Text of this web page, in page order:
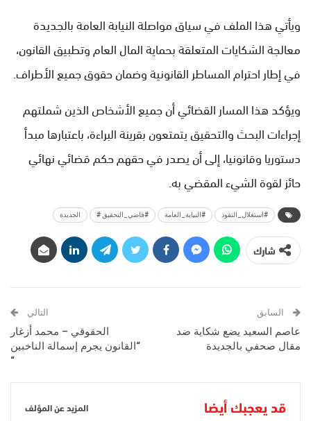
ويأتي هذا الملف في سياق مواصلة النيابة العامة بالجديدة
معالجة الشكايات المتعلقة بحماية المال العام وتطبيق القانون،
في إطار احترام المساطر القانونية وضمان حقوق جميع الأطراف.
ويؤكد هذا المسار القضائي أن جميع الأشخاص الذين شملتهم
إجراءات البحث والتحقيق يتمتعون بقرينة البراءة، باعتبارها مبدأ
دستوريا وقانونيا، إلى أن يصدر في حقهم حكم قضائي نهائي
حائز لقوة الشيء المقضي به.
#استغلال_النفوذ #النيابة_العامة #قاضي_التحقيق # الجديدة
شارك
السابق
عاصم السعيد يضع شكاية ضد
مقال صحفي بالجديدة
التالي
الحقوقي – محمد أزغار
“القانون يجرم إسمالة الناخبين
“
قد يعجبك أيضا المزيد عن المؤلف